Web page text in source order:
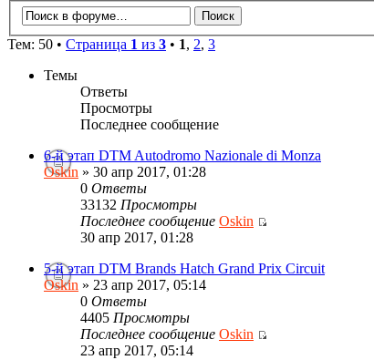
Тем: 50 • Страница 1 из 3 • 1, 2, 3
Темы
Ответы
Просмотры
Последнее сообщение
6-й этап DTM Autodromo Nazionale di Monza
Oskin » 30 апр 2017, 01:28
0 Ответы
33132 Просмотры
Последнее сообщение Oskin
30 апр 2017, 01:28
5-й этап DTM Brands Hatch Grand Prix Circuit
Oskin » 23 апр 2017, 05:14
0 Ответы
4405 Просмотры
Последнее сообщение Oskin
23 апр 2017, 05:14